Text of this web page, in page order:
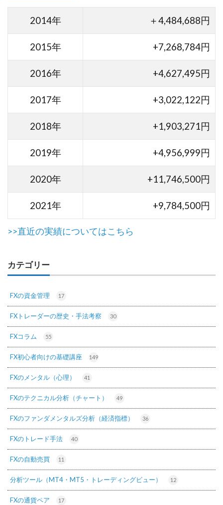
2014年 ＋4,484,688円
2015年 +7,268,784円
2016年 +4,627,495円
2017年 +3,022,122円
2018年 +1,903,271円
2019年 +4,956,999円
2020年 +11,746,500円
2021年 +9,784,500円
>>直近の実績についてはこちら
カテゴリー
FXの資金管理 17
FXトレーダーの歴史・手法考察 30
FXコラム 55
FX初心者向けの基礎講座 149
FXのメンタル（心理） 41
FXのテクニカル分析（チャート） 49
FXのファンダメンタルズ分析（経済指標） 36
FXのトレード手法 40
FXの自動売買 11
分析ツール（MT4・MT5・トレーディングビュー） 12
FXの通貨ペア 17